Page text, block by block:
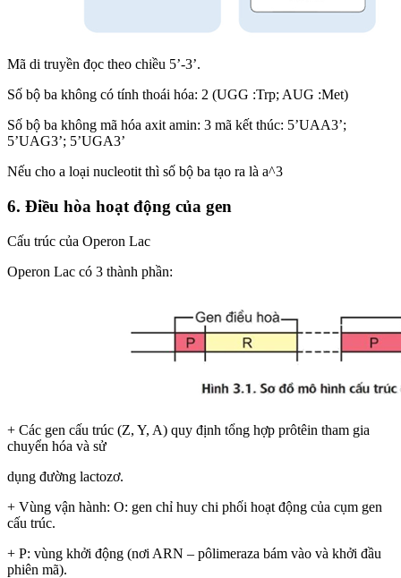
Mã di truyền đọc theo chiều 5’-3’.
Số bộ ba không có tính thoái hóa: 2 (UGG :Trp; AUG :Met)
Số bộ ba không mã hóa axit amin: 3 mã kết thúc: 5’UAA3’;
5’UAG3’; 5’UGA3’
Nếu cho a loại nucleotit thì số bộ ba tạo ra là a^3
6. Điều hòa hoạt động của gen
Cấu trúc của Operon Lac
Operon Lac có 3 thành phần:
+ Các gen cấu trúc (Z, Y, A) quy định tổng hợp prôtêin tham gia
chuyển hóa và sử
dụng đường lactozơ.
+ Vùng vận hành: O: gen chỉ huy chi phối hoạt động của cụm gen
cấu trúc.
+ P: vùng khởi động (nơi ARN – pôlimeraza bám vào và khởi đầu
phiên mã).